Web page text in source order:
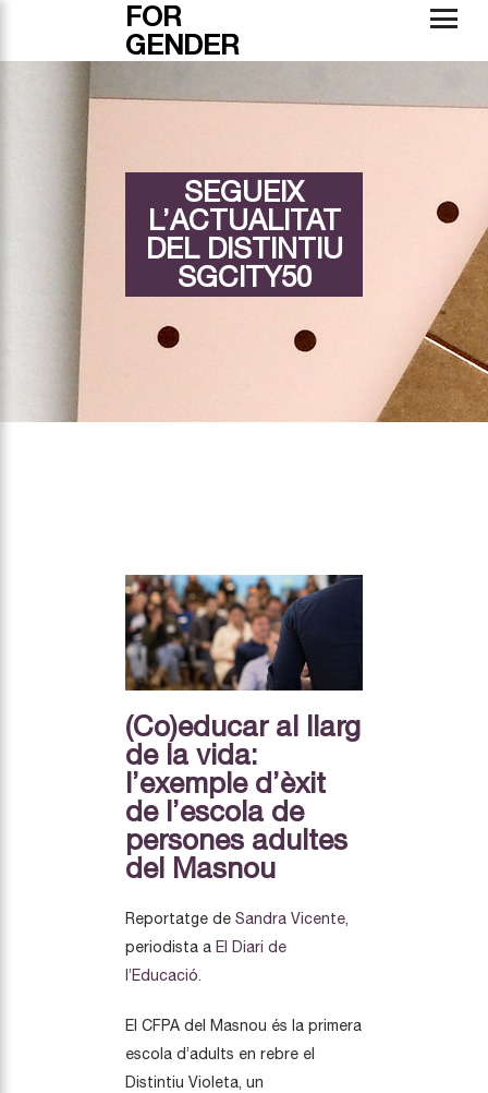
FOR
GENDER
SEGUEIX
L’ACTUALITAT
DEL DISTINTIU
SGCITY50
(Co)educar al llarg
de la vida:
l’exemple d’èxit
de l’escola de
persones adultes
del Masnou
Reportatge de Sandra Vicente,
periodista a El Diari de
l’Educació.
El CFPA del Masnou és la primera
escola d’adults en rebre el
Distintiu Violeta, un